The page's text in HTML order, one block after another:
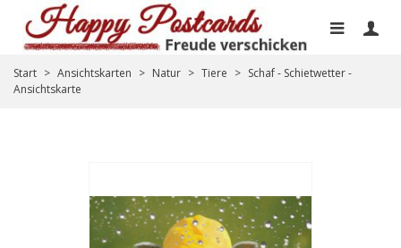
Start > Ansichtskarten > Natur > Tiere > Schaf - Schietwetter -
Ansichtskarte